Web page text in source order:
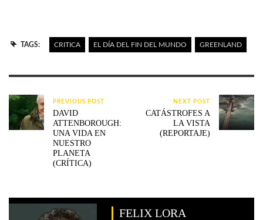
TAGS: CRITICA EL DÍA DEL FIN DEL MUNDO GREENLAND
PREVIOUS POST
DAVID
ATTENBOROUGH:
UNA VIDA EN
NUESTRO
PLANETA
(CRÍTICA)
NEXT POST
CATÁSTROFES A
LA VISTA
(REPORTAJE)
FELIX LORA